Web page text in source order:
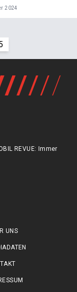
2024
REVUE: Immer
UNS